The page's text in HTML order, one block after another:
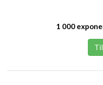
1 000